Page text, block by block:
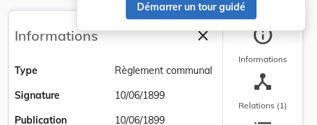
Démarrer un tour guidé
Informations closeFermer la barre
Type
Règlement communal
Signature
10/06/1899
Publication
10/06/1899
info
Informations
device_hub
Relations (1)